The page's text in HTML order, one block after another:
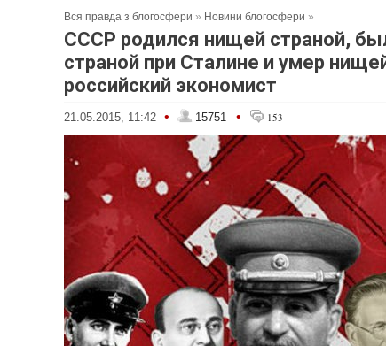
Вся правда з блогосфери » Новини блогосфери »
СССР родился нищей страной,
страной при Сталине и умер
российский экономист
21.05.2015, 11:42 • 15751 • 153